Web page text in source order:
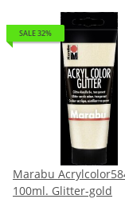
SALE 32%
Marabu
100ml. Glitter-gold